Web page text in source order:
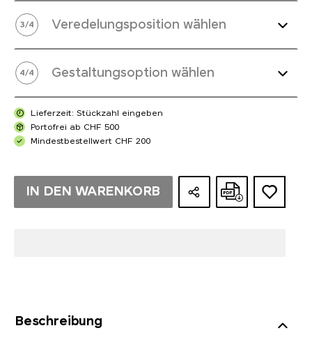
3/4 Veredelungsposition wählen
4/4 Gestaltungsoption wählen
Lieferzeit: Stückzahl eingeben
Portofrei ab CHF 500
Mindestbestellwert CHF 200
IN DEN WARENKORB
Beschreibung